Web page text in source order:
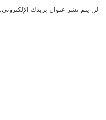
لن يتم نشر عنوان بريدك الإلكتروني.